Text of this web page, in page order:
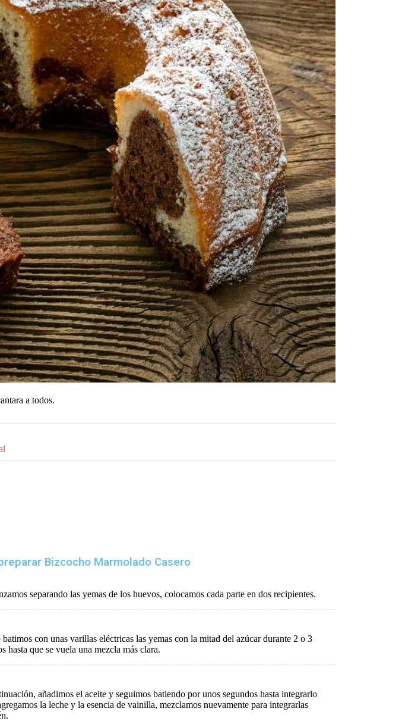
a todos.
Bizcocho Marmolado Casero
separando las yemas de los huevos, colocamos cada parte en dos recipientes.
con unas varillas eléctricas las yemas con la mitad del azúcar durante 2 o 3
hasta que se vuela una mezcla más clara.
añadimos el aceite y seguimos batiendo por unos segundos hasta integrarlo
la leche y la esencia de vainilla, mezclamos nuevamente para integrarlas